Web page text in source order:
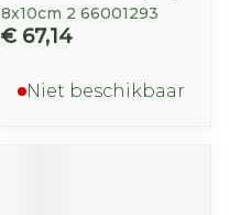
8x10cm 2 66001293
€ 67,14
Niet beschikbaar